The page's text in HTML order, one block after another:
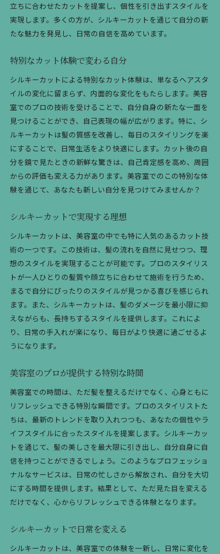
立ちに合わせたカットを提案し、個性を引き出すスタイルを
実現します。多くの方が、シルキーカットを通じて自分の新
たな魅力を発見し、日常の自信を高めています。
特別なカット体験で変わる自分
シルキーカットによる特別なカット体験は、単なるヘアスタ
イルの変化に留まらず、内面的な変化をもたらします。美容
室でのプロの技術を受けることで、自分自身の新たな一面を
見つけることができ、自己表現の幅が広がります。特に、シ
ルキーカットは髪の質感を改善し、毎日のスタイリングを楽
にすることで、日常生活をより快適にします。カット後の自
分を鏡で見たときの新鮮な驚きは、自己肯定感を高め、周囲
からの評価も変える力があります。美容室でのこの特別な体
験を通じて、あなたも新しい自分を見つけてみませんか？
シルキーカットで実現する理想
シルキーカットは、美容室の中でも特に人気のあるカット技
術の一つです。この技術は、髪の流れを自然に見せつつ、理
想のスタイルを実現することが可能です。プロのスタイリス
トが一人ひとりの髪質や顔立ちに合わせて施術を行うため、
まるで自分にぴったりのスタイルが見つかる喜びを感じられ
ます。また、シルキーカットは、髪のダメージを最小限に抑
えながらも、長持ちするスタイルを提供します。これによ
り、日常の手入れが楽になり、毎日がより快適に過ごせるよ
うになります。
美容室のプロが提供する特別な時間
美容室での時間は、ただ髪を整えるだけでなく、心身ともに
リフレッシュできる特別な瞬間です。プロのスタイリストた
ちは、最新のトレンドを取り入れつつも、あなたの個性やラ
イフスタイルに合ったスタイルを提案します。シルキーカッ
トを通じて、髪の美しさを最大限に引き出し、自分自身に自
信を持つことができるでしょう。このようなプロフェッショ
ナルなサービスは、日常の忙しさから解放され、自分を大切
にする時間を提供します。結果として、ただ見た目を変える
だけでなく、心からリフレッシュできる体験となります。
シルキーカットで日常を変える
シルキーカットは、美容室での体験を一新し、日常に変化を